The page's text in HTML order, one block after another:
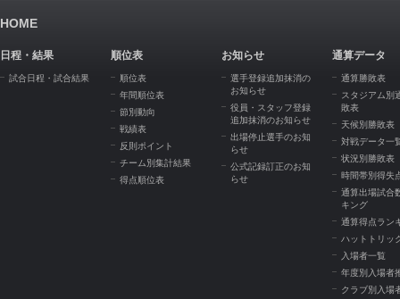
HOME
日程・結果
試合日程・試合結果
順位表
順位表
年間順位表
節別動向
戦績表
反則ポイント
チーム別集計結果
得点順位表
お知らせ
選手登録追加抹消の
お知らせ
役員・スタッフ登録
追加抹消のお知らせ
出場停止選手のお知
らせ
公式記録訂正のお知
らせ
通算データ
通算勝敗表
スタジアム別
敗表
天候別勝敗表
対戦データ一
状況別勝敗表
時間帯別得失
通算出場試合
キング
通算得点ラン
ハットトリッ
入場者一覧
年度別入場者
クラブ別入場